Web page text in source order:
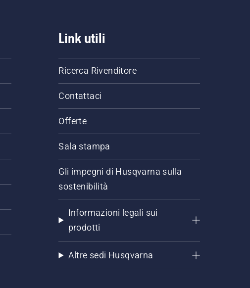
Link utili
Ricerca Rivenditore
Contattaci
Offerte
Sala stampa
Gli impegni di Husqvarna sulla
sostenibilità
Informazioni legali sui
prodotti
Altre sedi Husqvarna